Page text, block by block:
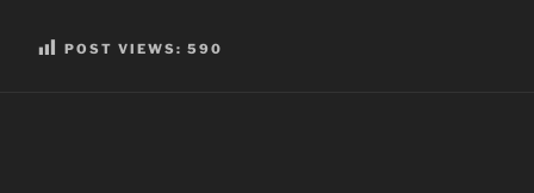
POST VIEWS: 590